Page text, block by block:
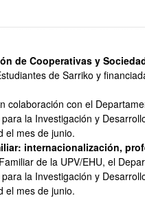
de Cooperativas y
de Sarriko y
colaboración con el
la Investigación y
el mes de junio.
internacionalización,
de la UPV/EHU, el
la Investigación y
el mes de junio.